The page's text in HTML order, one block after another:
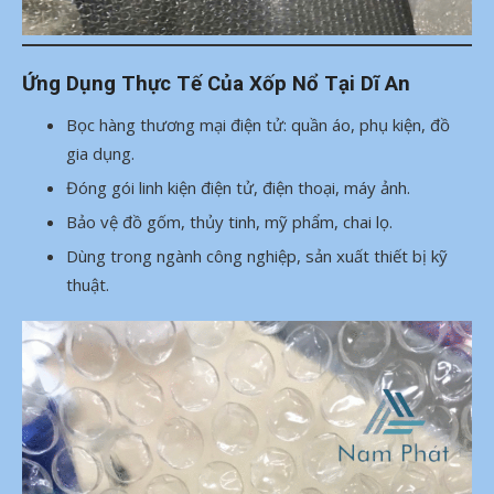
Ứng Dụng Thực Tế Của Xốp Nổ Tại Dĩ An
Bọc hàng thương mại điện tử: quần áo, phụ kiện, đồ
gia dụng.
Đóng gói linh kiện điện tử, điện thoại, máy ảnh.
Bảo vệ đồ gốm, thủy tinh, mỹ phẩm, chai lọ.
Dùng trong ngành công nghiệp, sản xuất thiết bị kỹ
thuật.